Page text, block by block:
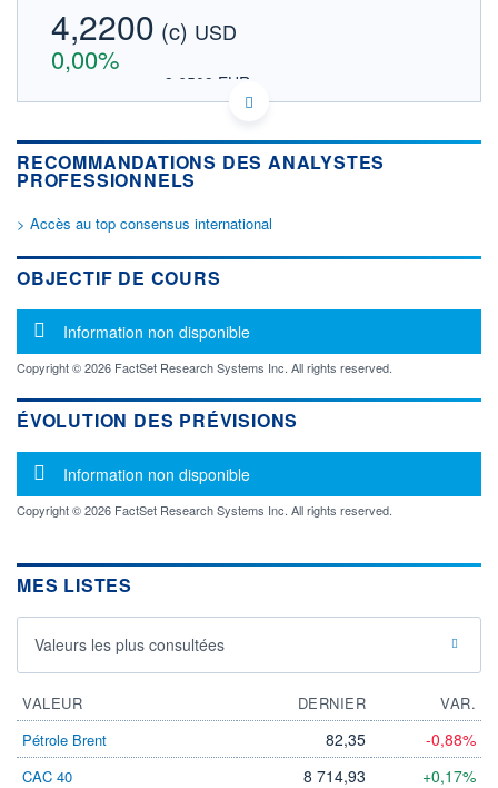
4,2200 (c) USD
0,00%
3,6509 EUR
DONNÉES TEMPS DIFFÉRÉ
Politique d'exécution
Cotation sur les autres places
OUVERTURE CLÔTURE VEILLE
0,0000
0
VALORISATION
LIMITE À LA
BAISSE
0,0000
LIMITE À LA
HAUSSE
0,0000
ESTIMÉ 2026
-
2026
-
ÉCHANGE
13.07.26 / 15:30:02
ÉLIGIBILITÉ
Non éligible
Boursobank
+ PORTEFEUILLE + LISTE
RECOMMANDATIONS DES ANALYSTES
PROFESSIONNELS
> Accès au top consensus international
OBJECTIF DE COURS
Message d'information
Information non disponible
Copyright © 2026 FactSet Research Systems Inc. All rights reserved.
ÉVOLUTION DES PRÉVISIONS
Message d'information
Information non disponible
Copyright © 2026 FactSet Research Systems Inc. All rights reserved.
MES LISTES
Valeurs les plus consultées
VALEUR DERNIER
VAR.
Pétrole Brent
82,35 -0,88%
CAC 40 8 714,93 +0,17%